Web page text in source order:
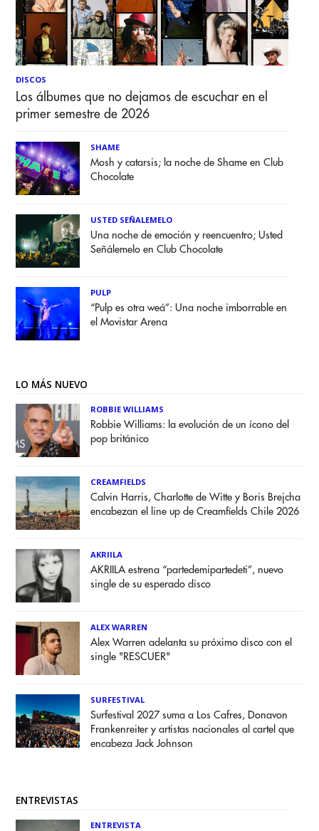
DISCOS
Los álbumes que no dejamos de escuchar en el
primer semestre de 2026
SHAME
Mosh y catarsis; la noche de Shame en Club
Chocolate
USTED SEÑALEMELO
Una noche de emoción y reencuentro; Usted
Señálemelo en Club Chocolate
PULP
“Pulp es otra weá”: Una noche imborrable en
el Movistar Arena
LO MÁS NUEVO
ROBBIE WILLIAMS
Robbie Williams: la evolución de un ícono del
pop británico
CREAMFIELDS
Calvin Harris, Charlotte de Witte y Boris Brejcha
encabezan el line up de Creamfields Chile 2026
AKRIILA
AKRIILA estrena “partedemipartedeti”, nuevo
single de su esperado disco
ALEX WARREN
Alex Warren adelanta su próximo disco con el
single "RESCUER"
SURFESTIVAL
Surfestival 2027 suma a Los Cafres, Donavon
Frankenreiter y artistas nacionales al cartel que
encabeza Jack Johnson
ENTREVISTAS
ENTREVISTA